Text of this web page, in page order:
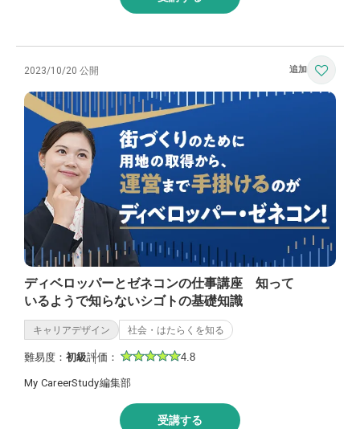
2023/10/20 公開
ディベロッパーとゼネコンの仕事講座 知って
いるようで知らないシゴトの基礎知識
キャリアデザイン 社会・はたらくを知る
難易度： 初級評価： 4.8
My CareerStudy編集部
受講する